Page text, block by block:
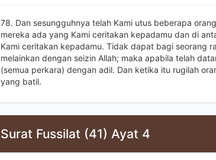
78. Dan sesungguhnya telah Kami utus beberapa
mereka ada yang Kami ceritakan kepadamu dan di
Kami ceritakan kepadamu. Tidak dapat bagi seorang
melainkan dengan seizin Allah; maka apabila telah
(semua perkara) dengan adil. Dan ketika itu rugilah
yang batil.
Surat Fussilat (41) Ayat 4